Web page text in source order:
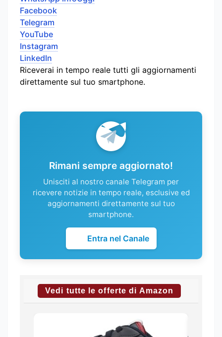
Facebook
Telegram
YouTube
Instagram
LinkedIn
Riceverai in tempo reale tutti gli aggiornamenti
direttamente sul tuo smartphone.
Rimani sempre aggiornato!
Unisciti al nostro canale Telegram per
ricevere notizie in tempo reale, esclusive ed
aggiornamenti direttamente sul tuo
smartphone.
Entra nel Canale